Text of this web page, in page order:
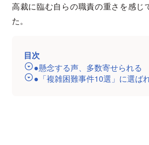
高裁に臨む自らの職責の重さを感じ
た。
目次
●懸念する声、多数寄せられる
●「複雑困難事件10選」に選ば